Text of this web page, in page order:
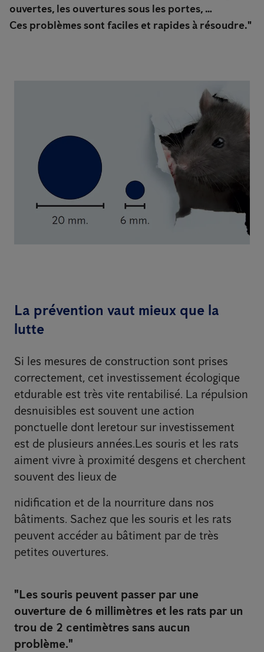
ouvertes, les ouvertures sous les portes, …
Ces problèmes sont faciles et rapides à résoudre."
La prévention vaut mieux que la
lutte
Si les mesures de construction sont prises
correctement, cet investissement écologique
etdurable est très vite rentabilisé. La répulsion
desnuisibles est souvent une action
ponctuelle dont leretour sur investissement
est de plusieurs années.Les souris et les rats
aiment vivre à proximité desgens et cherchent
souvent des lieux de
nidification et de la nourriture dans nos
bâtiments. Sachez que les souris et les rats
peuvent accéder au bâtiment par de très
petites ouvertures.
"Les souris peuvent passer par une
ouverture de 6 millimètres et les rats par un
trou de 2 centimètres sans aucun
problème."